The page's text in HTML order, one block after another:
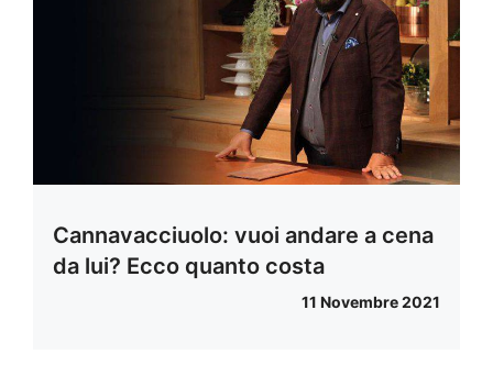
Cannavacciuolo: vuoi andare a cena
da lui? Ecco quanto costa
11 Novembre 2021